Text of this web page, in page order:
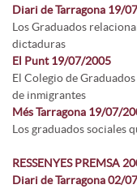
Diari de Tarragona 19/
Los Graduados
dictaduras
El Punt 19/07/2005
El Colegio de
de inmigrantes
Més Tarragona 19/07/
Los graduados sociales
RESSENYES PREMSA
Diari de Tarragona 02/